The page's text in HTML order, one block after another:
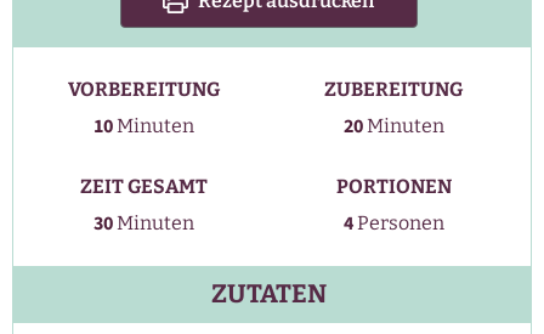
VORBEREITUNG
10Minuten
Minuten
ZUBEREITUNG
20Minuten
Minuten
ZEIT GESAMT
30Minuten
Minuten
PORTIONEN
4Personen
ZUTATEN